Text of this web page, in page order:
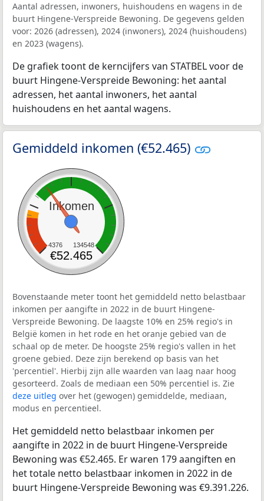
Aantal adressen, inwoners, huishoudens en wagens in de
buurt Hingene-Verspreide Bewoning. De gegevens gelden
voor: 2026 (adressen), 2024 (inwoners), 2024 (huishoudens)
en 2023 (wagens).
De grafiek toont de kerncijfers van STATBEL voor de
buurt Hingene-Verspreide Bewoning: het aantal
adressen, het aantal inwoners, het aantal
huishoudens en het aantal wagens.
Gemiddeld inkomen (€52.465)
Inkomen
4376 134548
€52.465
Bovenstaande meter toont het gemiddeld netto belastbaar
inkomen per aangifte in 2022 in de buurt Hingene-
Verspreide Bewoning. De laagste 10% en 25% regio's in
België komen in het rode en het oranje gebied van de
schaal op de meter. De hoogste 25% regio's vallen in het
groene gebied. Deze zijn berekend op basis van het
'percentiel'. Hierbij zijn alle waarden van laag naar hoog
gesorteerd. Zoals de mediaan een 50% percentiel is. Zie
deze uitleg over het (gewogen) gemiddelde, mediaan,
modus en percentieel.
Het gemiddeld netto belastbaar inkomen per
aangifte in 2022 in de buurt Hingene-Verspreide
Bewoning was €52.465. Er waren 179 aangiften en
het totale netto belastbaar inkomen in 2022 in de
buurt Hingene-Verspreide Bewoning was €9.391.226.